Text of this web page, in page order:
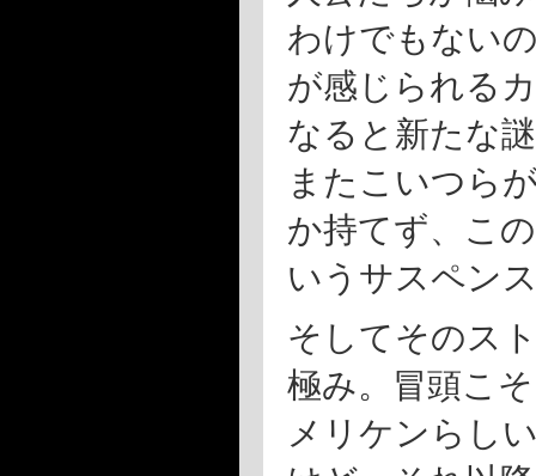
わけでもない
が感じられる
なると新たな
またこいつら
か持てず、こ
いうサスペン
そしてそのス
極み。冒頭こ
メリケンらし